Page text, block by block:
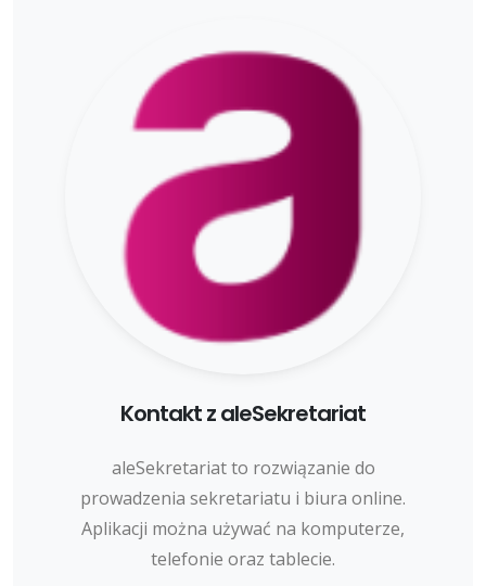
Kontakt z aleSekretariat
aleSekretariat to rozwiązanie do
prowadzenia sekretariatu i biura online.
Aplikacji można używać na komputerze,
telefonie oraz tablecie.